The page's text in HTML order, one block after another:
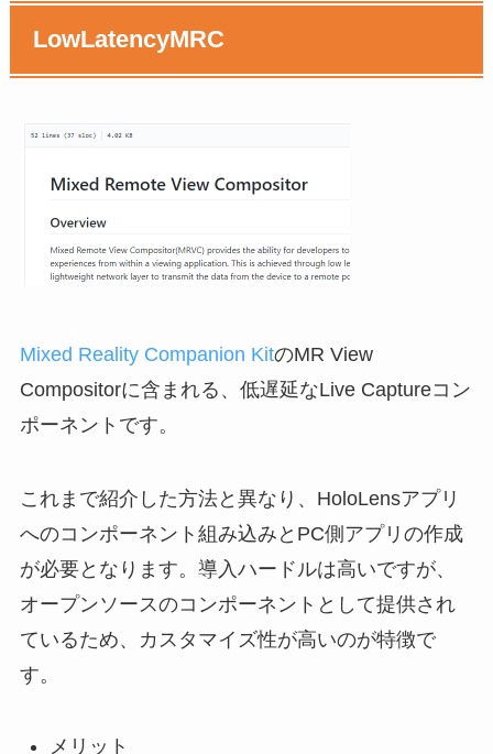
LowLatencyMRC
Mixed Reality Companion KitのMR View
Compositorに含まれる、低遅延なLive Captureコン
ポーネントです。
これまで紹介した方法と異なり、HoloLensアプリ
へのコンポーネント組み込みとPC側アプリの作成
が必要となります。導入ハードルは高いですが、
オープンソースのコンポーネントとして提供され
ているため、カスタマイズ性が高いのが特徴で
す。
メリット